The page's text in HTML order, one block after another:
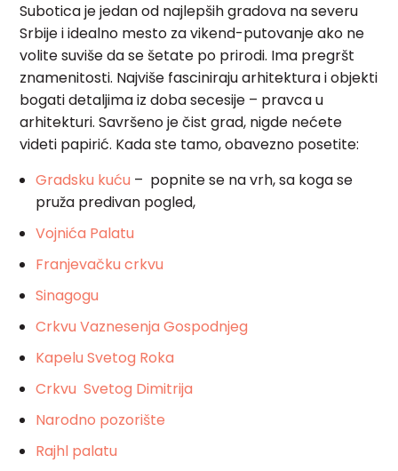
Subotica je jedan od najlepših gradova na severu
Srbije i idealno mesto za vikend-putovanje ako ne
volite suviše da se šetate po prirodi. Ima pregršt
znamenitosti. Najviše fasciniraju arhitektura i objekti
bogati detaljima iz doba secesije – pravca u
arhitekturi. Savršeno je čist grad, nigde nećete
videti papirić. Kada ste tamo, obavezno posetite:
Gradsku kuću – popnite se na vrh, sa koga se
pruža predivan pogled,
Vojnića Palatu
Franjevačku crkvu
Sinagogu
Crkvu Vaznesenja Gospodnjeg
Kapelu Svetog Roka
Crkvu Svetog Dimitrija
Narodno pozorište
Rajhl palatu